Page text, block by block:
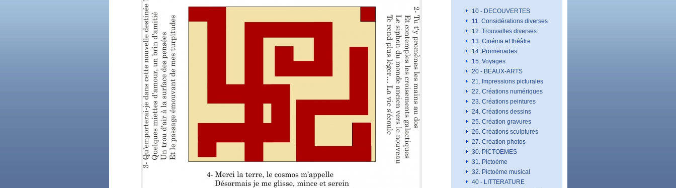
10 - DECOUVERTES
11. Considérations diverses
12. Trouvailles diverses
13. Cinéma et théâtre
14. Promenades
15. Voyages
20 - BEAUX-ARTS
21. Impressions picturales
22. Créations numériques
23. Créations peintures
24. Créations dessins
25. Création gravures
26. Créations sculptures
27. Création photos
30. PICTOEMES
31. Pictoème
32. Pictoème musical
40 - LITTERATURE